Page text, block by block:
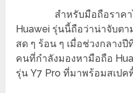
สำหรับมือถือราคา
Huawei รุ่นนี้ถือว่าน่าจับตา
สด ๆ ร้อน ๆ เมื่อช่วงกลาง
คนที่กำลังมองหามือถือ
รุ่น Y7 Pro ที่มาพร้อมสเป